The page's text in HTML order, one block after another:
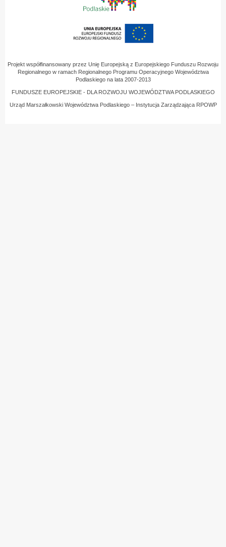
Projekt współfinansowany przez Unię Europejską z Europejskiego Funduszu Rozwoju
Regionalnego w ramach Regionalnego Programu Operacyjnego Województwa
Podlaskiego na lata 2007-2013
FUNDUSZE EUROPEJSKIE - DLA ROZWOJU WOJEWÓDZTWA PODLASKIEGO
Urząd Marszałkowski Województwa Podlaskiego – Instytucja Zarządzająca RPOWP